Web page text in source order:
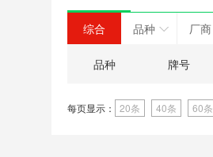
综合 品种 厂商
品种 牌号
每页显示： 20条 40条 60条